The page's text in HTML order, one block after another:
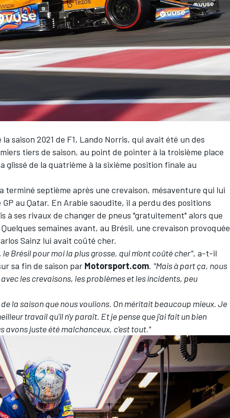
saison 2021 de F1, Lando Norris, qui avait été un des
tiers de saison, au point de pointer à la troisième place
glissé de la quatrième à la sixième position finale au
terminé septième après une crevaison, mésaventure qui lui
au Qatar. En Arabie saoudite, il a perdu des positions
à ses rivaux de changer de pneus "gratuitement" alors que
semaines avant, au Brésil, une crevaison provoquée
Sainz lui avait coûté cher.
Brésil pour moi la plus grosse, qui m'ont coûté cher", a-t-il
sa fin de saison par Motorsport.com. "Mais à part ça, nous
les crevaisons, les problèmes et les incidents, peu
la saison que nous voulions. On méritait beaucoup mieux. Je
travail qu'il n'y paraît. Et je pense que j'ai fait un bien
avons juste été malchanceux, c'est tout."